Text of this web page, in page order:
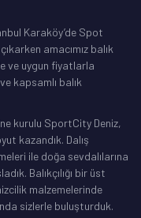
Karaköy’de Spot
amacımız balık
ve uygun fiyatlarla
kapsamlı balık
kurulu SportCity Deniz,
kazandık. Dalış
ile doğa sevdalılarına
Balıkçılığı bir üst
malzemelerinde
sizlerle buluşturduk.